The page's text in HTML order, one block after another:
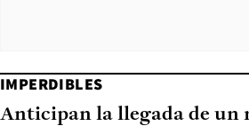
IMPERDIBLES
Anticipan la llegada de un